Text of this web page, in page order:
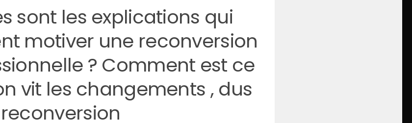
sont les explications qui
motiver une reconversion
? Comment est ce
vit les changements , dus